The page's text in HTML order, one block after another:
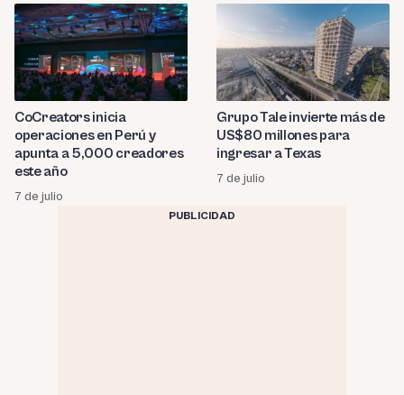
CoCreators inicia
operaciones en Perú y
apunta a 5,000 creadores
este año
7 de julio
Grupo Tale invierte más de
US$80 millones para
ingresar a Texas
7 de julio
PUBLICIDAD